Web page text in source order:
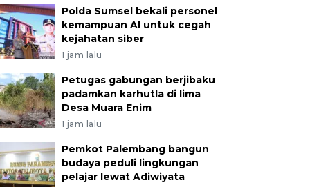
Polda Sumsel bekali personel
kemampuan AI untuk cegah
kejahatan siber
1 jam lalu
Petugas gabungan berjibaku
padamkan karhutla di lima
Desa Muara Enim
1 jam lalu
Pemkot Palembang bangun
budaya peduli lingkungan
pelajar lewat Adiwiyata